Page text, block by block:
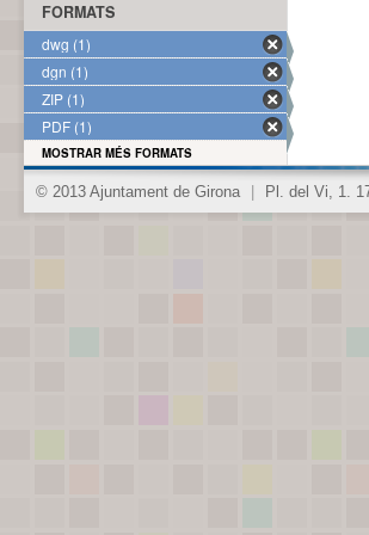
FORMATS
dwg (1)
dgn (1)
ZIP (1)
PDF (1)
MOSTRAR MÉS FORMATS
© 2013 Ajuntament de Girona Pl. del Vi, 1.